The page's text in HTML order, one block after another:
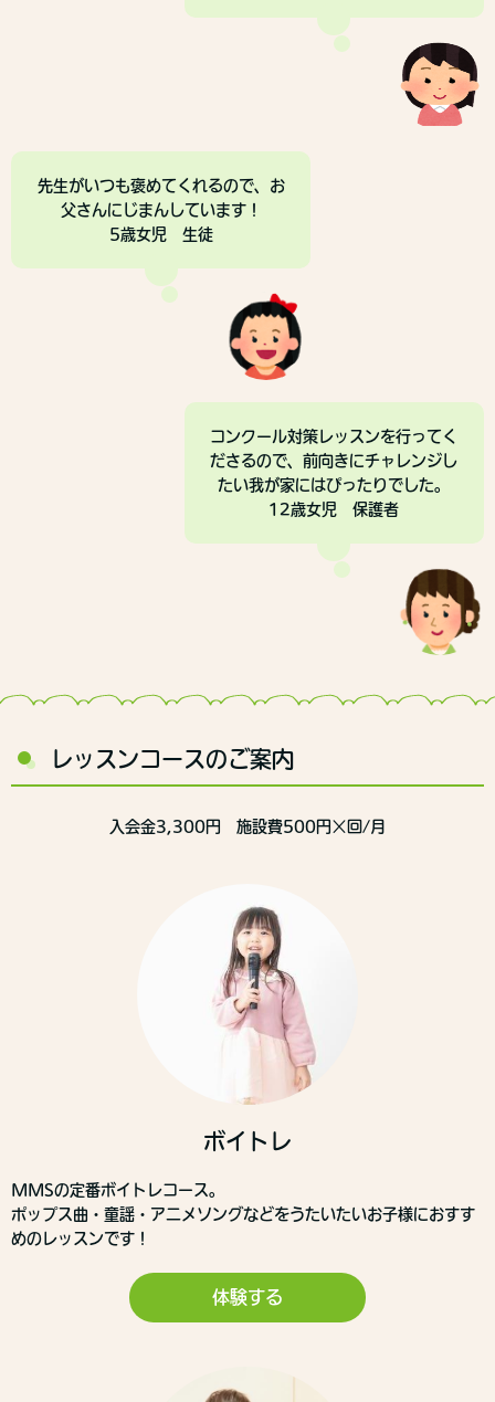
先生がいつも褒めてくれるので、お
父さんにじまんしています！
5歳女児 生徒
コンクール対策レッスンを行ってく
ださるので、前向きにチャレンジし
たい我が家にはぴったりでした。
12歳女児 保護者
レッスンコースのご案内
入会金3,300円 施設費500円×回/月
ボイトレ
MMSの定番ボイトレコース。
ポップス曲・童謡・アニメソングなどをうたいたいお子様におすす
めのレッスンです！
体験する